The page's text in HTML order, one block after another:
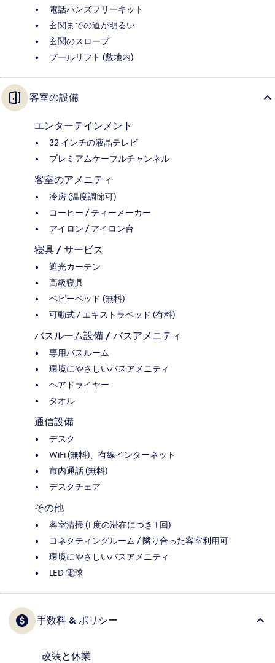
電話ハンズフリーキット
玄関までの道が明るい
玄関のスロープ
プールリフト (敷地内)
客室の設備
エンターテインメント
32 インチの液晶テレビ
プレミアムケーブルチャンネル
客室のアメニティ
冷房 (温度調節可)
コーヒー / ティーメーカー
アイロン / アイロン台
寝具 / サービス
遮光カーテン
高級寝具
ベビーベッド (無料)
可動式 / エキストラベッド (有料)
バスルーム設備 / バスアメニティ
専用バスルーム
環境にやさしいバスアメニティ
ヘアドライヤー
タオル
通信設備
デスク
WiFi (無料)、有線インターネット
市内通話 (無料)
デスクチェア
その他
客室清掃 (1 度の滞在につき 1 回)
コネクティングルーム / 隣り合った客室利用可
環境にやさしいバスアメニティ
LED 電球
手数料 & ポリシー
改装と休業